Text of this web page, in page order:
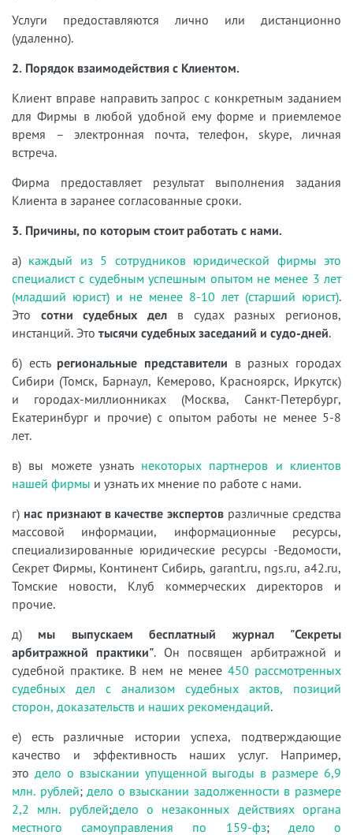
Услуги предоставляются лично или дистанционно
(удаленно).
2. Порядок взаимодействия с Клиентом.
Клиент вправе направить запрос с конкретным заданием
для Фирмы в любой удобной ему форме и приемлемое
время – электронная почта, телефон, skype, личная
встреча.
Фирма предоставляет результат выполнения задания
Клиента в заранее согласованные сроки.
3. Причины, по которым стоит работать с нами.
а) каждый из 5 сотрудников юридической фирмы это
специалист с судебным успешным опытом не менее 3 лет
(младший юрист) и не менее 8-10 лет (старший юрист).
Это сотни судебных дел в судах разных регионов,
инстанций. Это тысячи судебных заседаний и судо-дней.
б) есть региональные представители в разных городах
Сибири (Томск, Барнаул, Кемерово, Красноярск, Иркутск)
и городах-миллионниках (Москва, Санкт-Петербург,
Екатеринбург и прочие) с опытом работы не менее 5-8
лет.
в) вы можете узнать некоторых партнеров и клиентов
нашей фирмы и узнать их мнение по работе с нами.
г) нас признают в качестве экспертов различные средства
массовой информации, информационные ресурсы,
специализированные юридические ресурсы -Ведомости,
Секрет Фирмы, Континент Сибирь, garant.ru, ngs.ru, a42.ru,
Томские новости, Клуб коммерческих директоров и
прочие.
д) мы выпускаем бесплатный журнал "Секреты
арбитражной практики". Он посвящен арбитражной и
судебной практике. В нем не менее 450 рассмотренных
судебных дел с анализом судебных актов, позиций
сторон, доказательств и наших рекомендаций.
е) есть различные истории успеха, подтверждающие
качество и эффективность наших услуг. Например,
это дело о взыскании упущенной выгоды в размере 6,9
млн. рублей;дело о взыскании задолженности в размере
2,2 млн. рублей;дело о незаконных действиях органа
местного самоуправления по 159-фз; дело о